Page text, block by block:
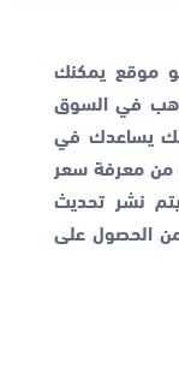
موقع يمكنك
في السوق
يساعدك في
من معرفة سعر
نشر تحديث
من الحصول على